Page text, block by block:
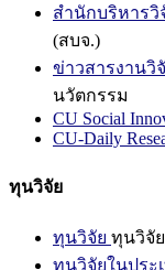
สำนักบริหารวิ
(สบจ.)
ข่าวสารงานวิ
นวัตกรรม
CU Social
CU-Daily
ทุนวิจัย
ทุนวิจัย ทุนวิจัย
ทุนวิจัยในประ